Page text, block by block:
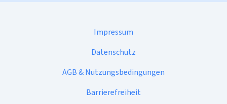
Impressum
Datenschutz
AGB & Nutzungsbedingungen
Barrierefreiheit